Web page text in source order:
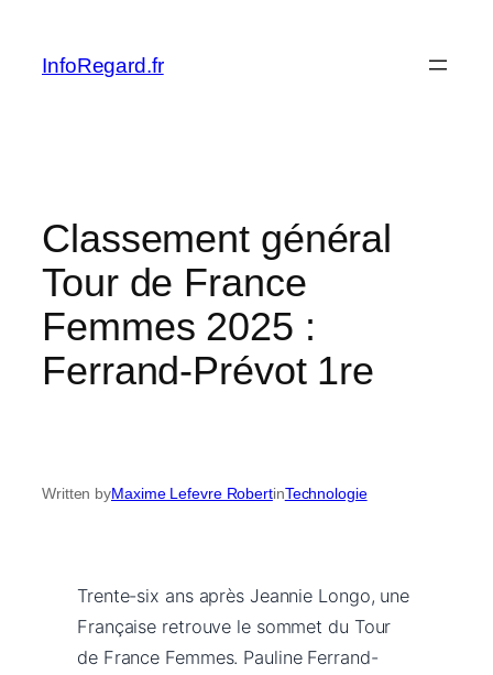
content
InfoRegard.fr
Classement général
Tour de France
Femmes 2025 :
Ferrand-Prévot 1re
Written byMaxime Lefevre RobertinTechnologie
Trente-six ans après Jeannie Longo, une
Française retrouve le sommet du Tour
de France Femmes. Pauline Ferrand-